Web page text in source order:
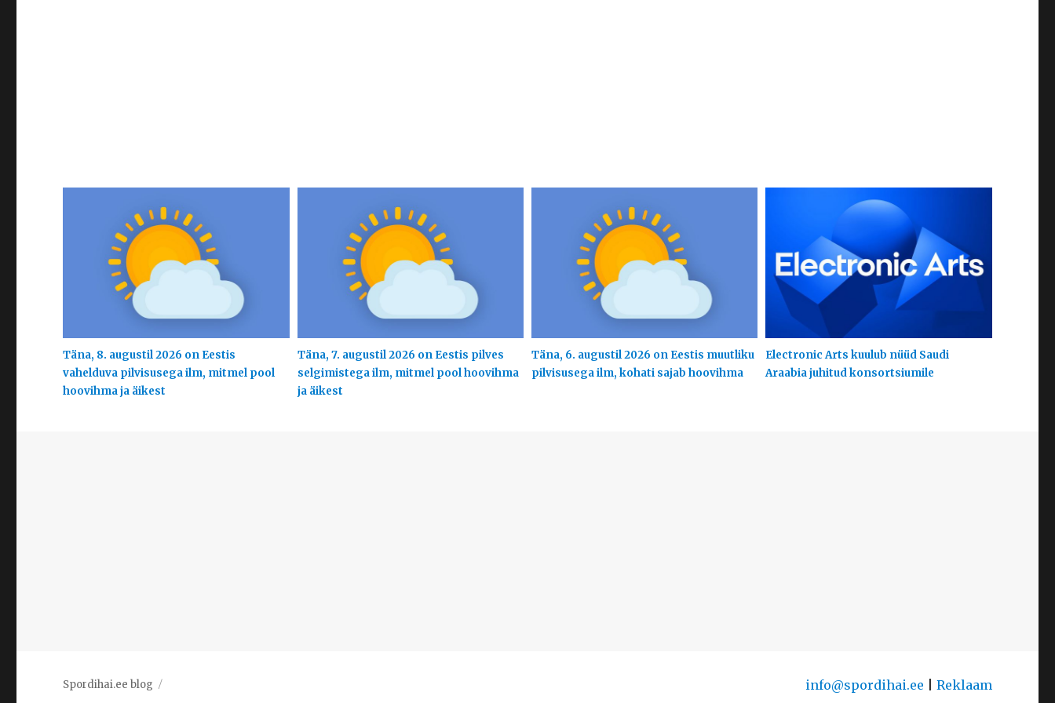
Täna, 8. augustil 2026 on Eestis
vahelduva pilvisusega ilm, mitmel pool
hoovihma ja äikest
Täna, 7. augustil 2026 on Eestis pilves
selgimistega ilm, mitmel pool hoovihma
ja äikest
Täna, 6. augustil 2026 on Eestis muutliku
pilvisusega ilm, kohati sajab hoovihma
Electronic Arts kuulub nüüd Saudi
Araabia juhitud konsortsiumile
Spordihai.ee blog info@spordihai.ee Reklaam